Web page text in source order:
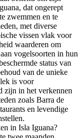
dat ongerept
zwemmen en te
met diverse
vissen vlak voor
waarderen om
vogelsoorten in hun
status van
van de unieke
is voor
zijn in het verkennen
zoals Barra de
en levendige
in Isla Iguana?